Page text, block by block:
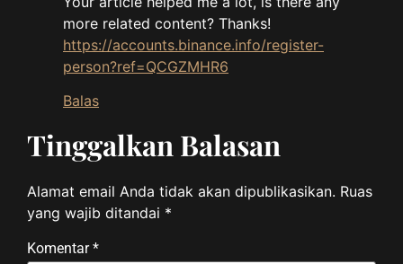
more related content? Thanks!
https://accounts.binance.info/register-
person?ref=QCGZMHR6
Balas
Tinggalkan Balasan
Alamat email Anda tidak akan dipublikasikan. Ruas
yang wajib ditandai *
Komentar*